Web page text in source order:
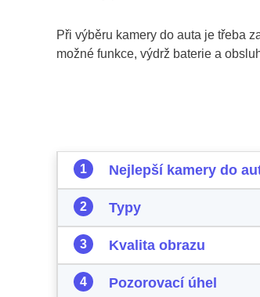
Při výběru kamery do auta je třeba
možné funkce, výdrž baterie a
Nejlepší kamery do
Typy
Kvalita obrazu
Pozorovací úhel